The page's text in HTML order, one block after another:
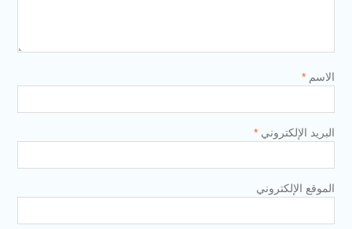
الاسم *
البريد الإلكتروني *
الموقع الإلكتروني